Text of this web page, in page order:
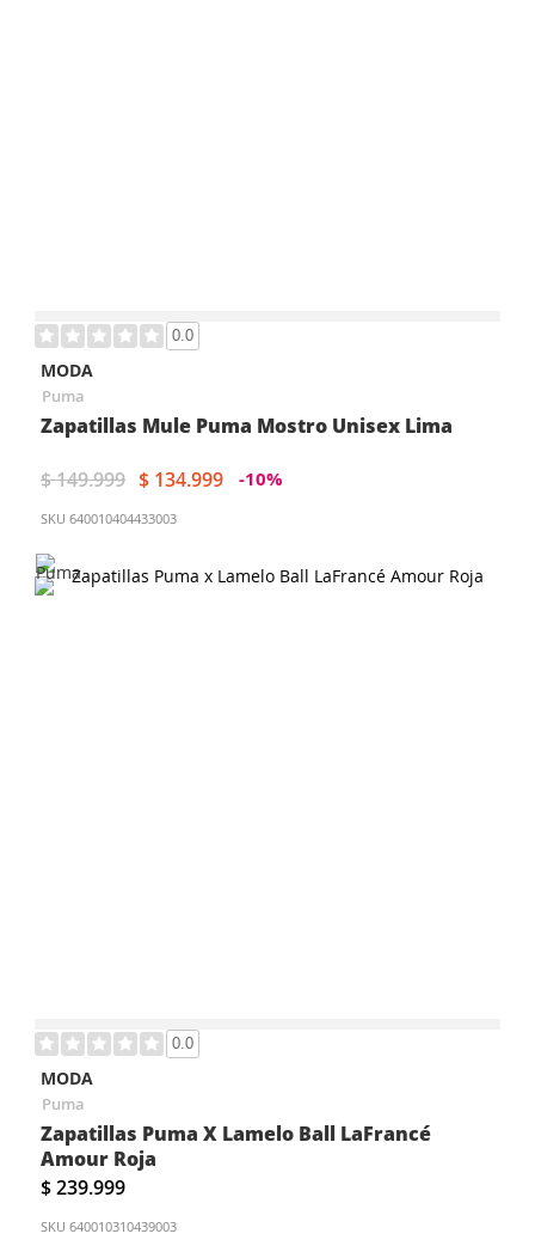
0.0
MODA
Puma
Zapatillas Mule Puma Mostro Unisex Lima
$ 149.999 $ 134.999 -10%
SKU 640010404433003
0.0
MODA
Puma
Zapatillas Puma X Lamelo Ball LaFrancé
Amour Roja
$ 239.999
SKU 640010310439003